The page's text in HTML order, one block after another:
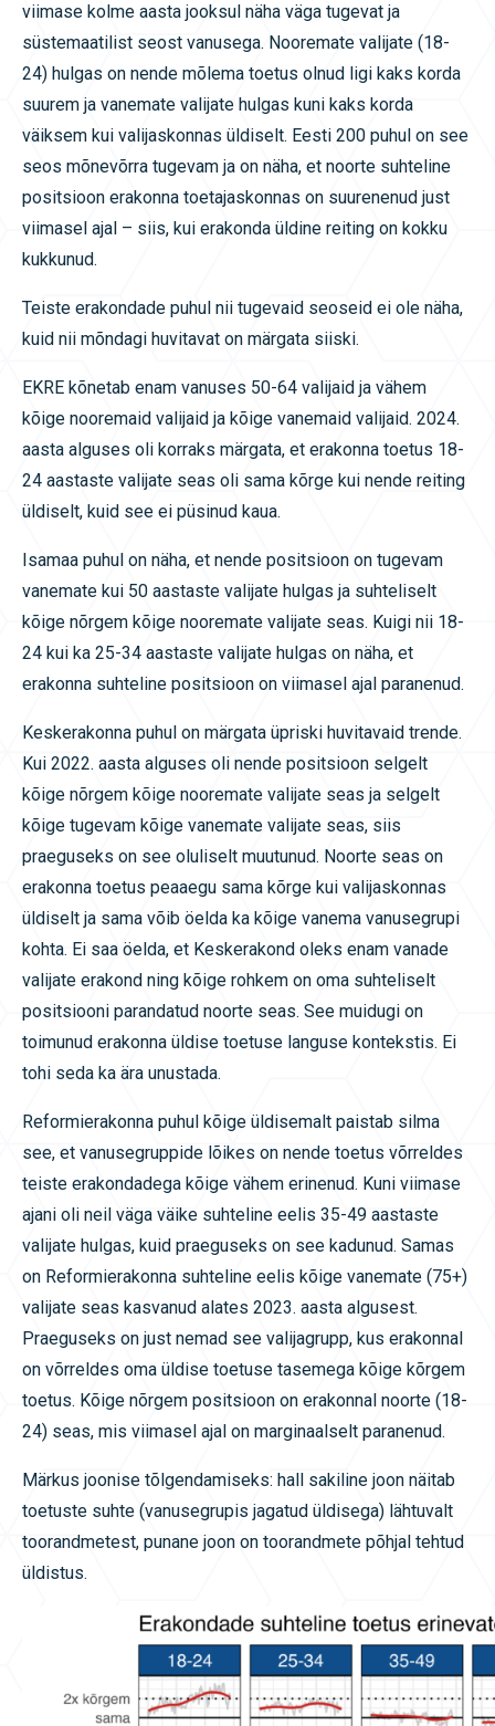
viimase kolme aasta jooksul näha väga tugevat ja
süstemaatilist seost vanusega. Nooremate valijate (18-
24) hulgas on nende mõlema toetus olnud ligi kaks korda
suurem ja vanemate valijate hulgas kuni kaks korda
väiksem kui valijaskonnas üldiselt. Eesti 200 puhul on see
seos mõnevõrra tugevam ja on näha, et noorte suhteline
positsioon erakonna toetajaskonnas on suurenenud just
viimasel ajal – siis, kui erakonda üldine reiting on kokku
kukkunud.
Teiste erakondade puhul nii tugevaid seoseid ei ole näha,
kuid nii mõndagi huvitavat on märgata siiski.
EKRE kõnetab enam vanuses 50-64 valijaid ja vähem
kõige nooremaid valijaid ja kõige vanemaid valijaid. 2024.
aasta alguses oli korraks märgata, et erakonna toetus 18-
24 aastaste valijate seas oli sama kõrge kui nende reiting
üldiselt, kuid see ei püsinud kaua.
Isamaa puhul on näha, et nende positsioon on tugevam
vanemate kui 50 aastaste valijate hulgas ja suhteliselt
kõige nõrgem kõige nooremate valijate seas. Kuigi nii 18-
24 kui ka 25-34 aastaste valijate hulgas on näha, et
erakonna suhteline positsioon on viimasel ajal paranenud.
Keskerakonna puhul on märgata üpriski huvitavaid trende.
Kui 2022. aasta alguses oli nende positsioon selgelt
kõige nõrgem kõige nooremate valijate seas ja selgelt
kõige tugevam kõige vanemate valijate seas, siis
praeguseks on see oluliselt muutunud. Noorte seas on
erakonna toetus peaaegu sama kõrge kui valijaskonnas
üldiselt ja sama võib öelda ka kõige vanema vanusegrupi
kohta. Ei saa öelda, et Keskerakond oleks enam vanade
valijate erakond ning kõige rohkem on oma suhteliselt
positsiooni parandatud noorte seas. See muidugi on
toimunud erakonna üldise toetuse languse kontekstis. Ei
tohi seda ka ära unustada.
Reformierakonna puhul kõige üldisemalt paistab silma
see, et vanusegruppide lõikes on nende toetus võrreldes
teiste erakondadega kõige vähem erinenud. Kuni viimase
ajani oli neil väga väike suhteline eelis 35-49 aastaste
valijate hulgas, kuid praeguseks on see kadunud. Samas
on Reformierakonna suhteline eelis kõige vanemate (75+)
valijate seas kasvanud alates 2023. aasta algusest.
Praeguseks on just nemad see valijagrupp, kus erakonnal
on võrreldes oma üldise toetuse tasemega kõige kõrgem
toetus. Kõige nõrgem positsioon on erakonnal noorte (18-
24) seas, mis viimasel ajal on marginaalselt paranenud.
Märkus joonise tõlgendamiseks: hall sakiline joon näitab
toetuste suhte (vanusegrupis jagatud üldisega) lähtuvalt
toorandmetest, punane joon on toorandmete põhjal tehtud
üldistus.